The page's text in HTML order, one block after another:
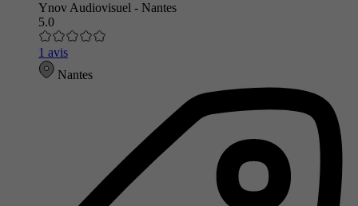
Ynov Audiovisuel - Nantes
5.0
1 avis
Nantes